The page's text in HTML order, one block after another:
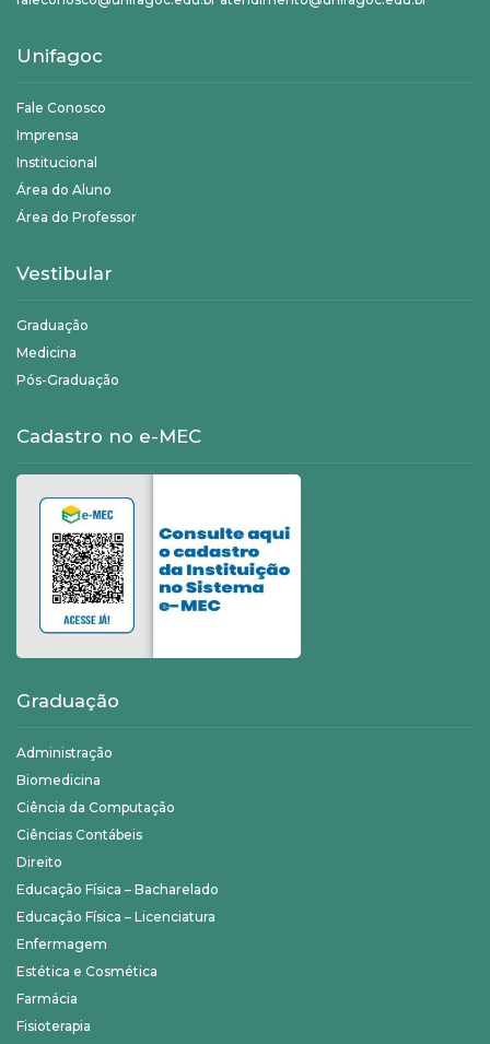
Unifagoc
Fale Conosco
Imprensa
Institucional
Área do Aluno
Área do Professor
Vestibular
Graduação
Medicina
Pós-Graduação
Cadastro no e-MEC
Graduação
Administração
Biomedicina
Ciência da Computação
Ciências Contábeis
Direito
Educação Física – Bacharelado
Educação Física – Licenciatura
Enfermagem
Estética e Cosmética
Farmácia
Fisioterapia